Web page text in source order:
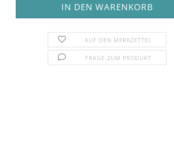
AUF DEN MERKZETTEL
FRAGE ZUM PRODUKT